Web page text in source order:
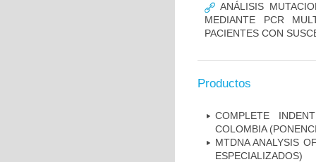
ANÁLISIS
MEDIANTE PCR
PACIENTES CON
Productos
COMPLETE
COLOMBIA
MTDNA ANALYSIS
ESPECIALIZADOS)